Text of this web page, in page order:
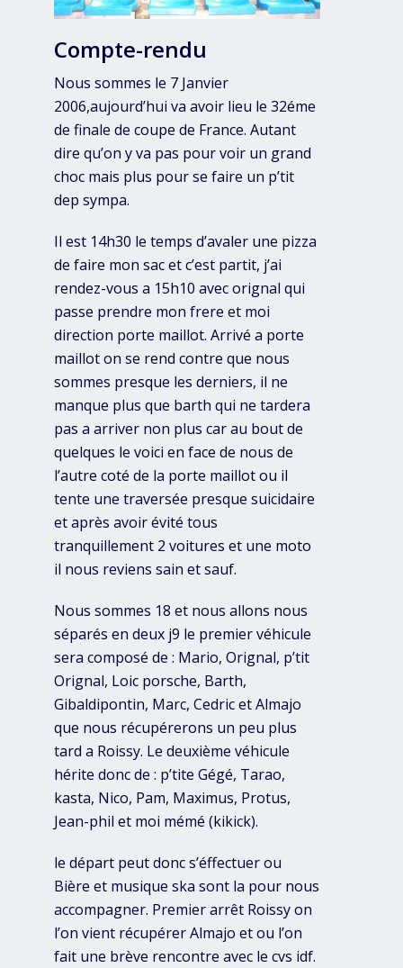
Compte-rendu
Nous sommes le 7 Janvier
2006,aujourd’hui va avoir lieu le 32éme
de finale de coupe de France. Autant
dire qu’on y va pas pour voir un grand
choc mais plus pour se faire un p’tit
dep sympa.
Il est 14h30 le temps d’avaler une pizza
de faire mon sac et c’est partit, j’ai
rendez-vous a 15h10 avec orignal qui
passe prendre mon frere et moi
direction porte maillot. Arrivé a porte
maillot on se rend contre que nous
sommes presque les derniers, il ne
manque plus que barth qui ne tardera
pas a arriver non plus car au bout de
quelques le voici en face de nous de
l’autre coté de la porte maillot ou il
tente une traversée presque suicidaire
et après avoir évité tous
tranquillement 2 voitures et une moto
il nous reviens sain et sauf.
Nous sommes 18 et nous allons nous
séparés en deux j9 le premier véhicule
sera composé de : Mario, Orignal, p’tit
Orignal, Loic porsche, Barth,
Gibaldipontin, Marc, Cedric et Almajo
que nous récupérerons un peu plus
tard a Roissy. Le deuxième véhicule
hérite donc de : p’tite Gégé, Tarao,
kasta, Nico, Pam, Maximus, Protus,
Jean-phil et moi mémé (kikick).
le départ peut donc s’éffectuer ou
Bière et musique ska sont la pour nous
accompagner. Premier arrêt Roissy on
l’on vient récupérer Almajo et ou l’on
fait une brève rencontre avec le cvs idf.